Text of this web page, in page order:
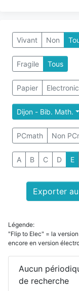
Vivant Non
Fragile Tous
Papier Electronic
Dijon - Bib. Math.
PCmath Non
A B C D E
Exporter
Légende:
"Flip to Elec" = la
encore en version
Aucun
de recherche